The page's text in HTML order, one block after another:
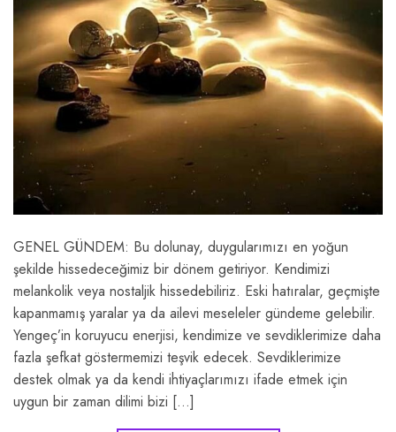
GENEL GÜNDEM: Bu dolunay, duygularımızı en yoğun
şekilde hissedeceğimiz bir dönem getiriyor. Kendimizi
melankolik veya nostaljik hissedebiliriz. Eski hatıralar, geçmişte
kapanmamış yaralar ya da ailevi meseleler gündeme gelebilir.
Yengeç’in koruyucu enerjisi, kendimize ve sevdiklerimize daha
fazla şefkat göstermemizi teşvik edecek. Sevdiklerimize
destek olmak ya da kendi ihtiyaçlarımızı ifade etmek için
uygun bir zaman dilimi bizi […]